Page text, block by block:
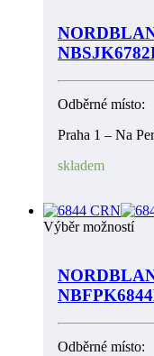
Odběrné místo:
Praha 1 – Na
skladem
Výběr možností
Odběrné místo: